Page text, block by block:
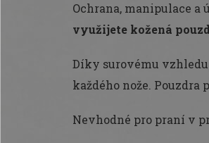
Ochrana, manipulace a
využijete kožená
Díky surovému vzhledu
každého nože. Pouzdra
Nevhodné pro praní v